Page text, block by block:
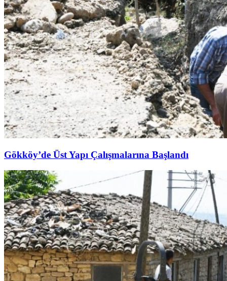
Gökköy’de Üst Yapı Çalışmalarına Başlandı